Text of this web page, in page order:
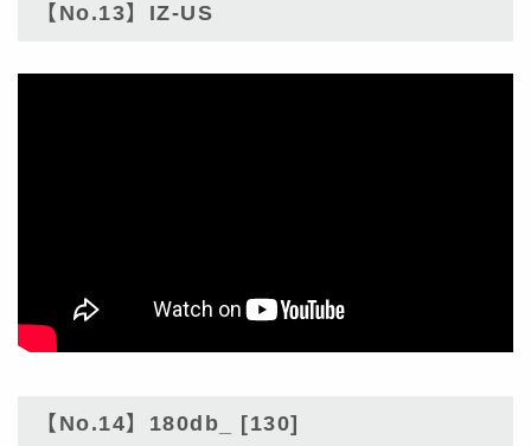
【No.13】IZ-US
【No.14】180db_ [130]